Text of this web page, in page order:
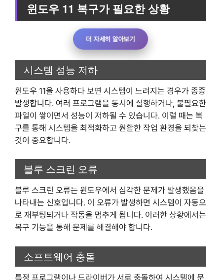
윈도우 11 복구가 필요한 상황
더 자세히 알아보기
시스템 성능 저하
윈도우 11을 사용하다 보면 시스템이 느려지는 경우가 종종
발생합니다. 여러 프로그램을 동시에 실행하거나, 불필요한
파일이 쌓이면서 성능이 저하될 수 있습니다. 이럴 때는 복
구를 통해 시스템을 최적화하고 원활한 작업 환경을 되찾는
것이 중요합니다.
블루 스크린 오류
블루 스크린 오류는 윈도우에서 심각한 문제가 발생했음을
나타내는 신호입니다. 이 오류가 발생하면 시스템이 자동으
로 재부팅되거나 작동을 멈추게 됩니다. 이러한 상황에서는
복구 기능을 통해 문제를 해결해야 합니다.
소프트웨어 충돌
특정 프로그램이나 드라이버가 서로 충돌하여 시스템에 문